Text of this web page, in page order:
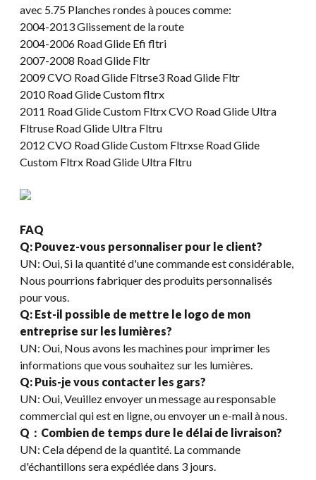
avec 5.75 Planches rondes à pouces comme:
2004-2013 Glissement de la route
2004-2006 Road Glide Efi fltri
2007-2008 Road Glide Fltr
2009 CVO Road Glide Fltrse3 Road Glide Fltr
2010 Road Glide Custom fltrx
2011 Road Glide Custom Fltrx CVO Road Glide Ultra
Fltruse Road Glide Ultra Fltru
2012 CVO Road Glide Custom Fltrxse Road Glide
Custom Fltrx Road Glide Ultra Fltru
FAQ
Q: Pouvez-vous personnaliser pour le client?
UN: Oui, Si la quantité d'une commande est considérable,
Nous pourrions fabriquer des produits personnalisés
pour vous.
Q: Est-il possible de mettre le logo de mon
entreprise sur les lumières?
UN: Oui, Nous avons les machines pour imprimer les
informations que vous souhaitez sur les lumières.
Q: Puis-je vous contacter les gars?
UN: Oui, Veuillez envoyer un message au responsable
commercial qui est en ligne, ou envoyer un e-mail à nous.
Q：Combien de temps dure le délai de livraison?
UN: Cela dépend de la quantité. La commande
d'échantillons sera expédiée dans 3 jours.